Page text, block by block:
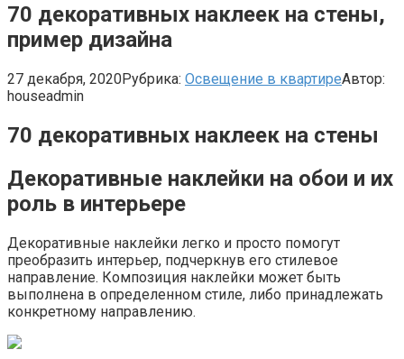
70 декоративных наклеек на стены,
пример дизайна
27 декабря, 2020Рубрика: Освещение в квартиреАвтор:
houseadmin
70 декоративных наклеек на стены
Декоративные наклейки на обои и их
роль в интерьере
Декоративные наклейки легко и просто помогут
преобразить интерьер, подчеркнув его стилевое
направление. Композиция наклейки может быть
выполнена в определенном стиле, либо принадлежать
конкретному направлению.